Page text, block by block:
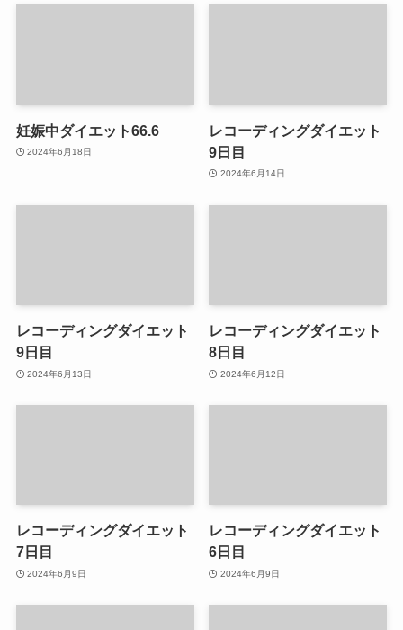
妊娠中ダイエット66.6
2024年6月18日
レコーディングダイエット
9日目
2024年6月14日
レコーディングダイエット
9日目
2024年6月13日
レコーディングダイエット
8日目
2024年6月12日
レコーディングダイエット
7日目
2024年6月9日
レコーディングダイエット
6日目
2024年6月9日